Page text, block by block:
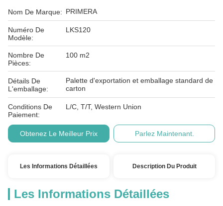
Nom De Marque: PRIMERA
Numéro De
Modèle:
LKS120
Nombre De
Pièces:
100 m2
Détails De
L'emballage:
Palette d'exportation et emballage standard de
carton
Conditions De
Paiement:
L/C, T/T, Western Union
Obtenez Le Meilleur Prix Parlez Maintenant.
Les Informations Détaillées Description Du Produit
Les Informations Détaillées